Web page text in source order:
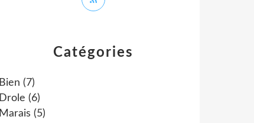
Catégories
Bien (7)
Drole (6)
Marais (5)